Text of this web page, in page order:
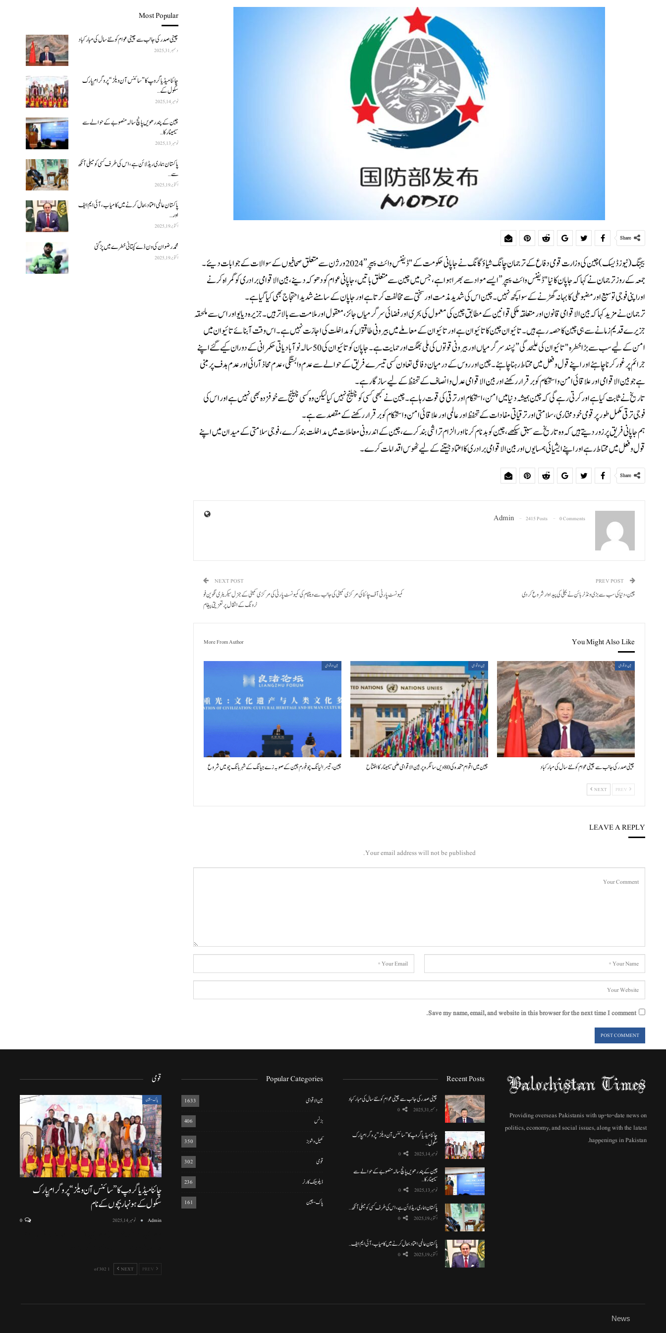
Share
بیجنگ (نیوز ڈیسک) چین کی وزارت قومی دفاع کے ترجمان چانگ شیاؤ گانگ نے جاپانی حکومت کے "ڈیفنس وائٹ پیپر” 2024 ورژن سے متعلق صحافیوں کے سوالات کے جوابات دیئے۔
جمعہ کے روز ترجمان نے کہا کہ جاپان کا نیا "ڈیفنس وائٹ پیپر” ایسے مواد سے بھرا ہوا ہے، جس میں چین سے متعلق باتیں ، جاپانی عوام کو دھوکہ دینے، بین الاقوامی برادری کو گمراہ کرنے
اوراپنی فوجی توسیع اور مضبوطی کا بہانہ گھڑنے کے سوا کچھ نہیں۔ چین اس کی شدید مذمت اور سختی سے مخالفت کرتا ہے اور جاپان کے سامنے شدید احتجاج بھی کیا گیا ہے۔
ترجمان نے مزید کہا کہ بین الاقوامی قانون اور متعلقہ ملکی قوانین کے مطابق چین کی معمول کی بحری اور فضائی سرگرمیاں جائز، معقول اور ملامت سے بالاتر ہیں۔جزیرہ دیایو اور اس سے ملحقہ
جزیرے قدیم زمانے سے ہی چین کا حصہ رہے ہیں۔ تائیوان چین کا تائیوان ہے اور تائیوان کے معاملے میں بیرونی طاقتوں کو مداخلت کی اجازت نہیں ہے۔ اس وقت آبنائے تائیوان میں
امن کے لیے سب سے بڑا خطرہ "تائیوان کی علیحدگی ” پسند سرگرمیاں اور بیرونی قوتوں کی ملی بھگت اور حمایت ہے۔ جاپان کو تائیوان کی 50 سالہ نوآبادیاتی حکمرانی کے دوران کیے گئے اپنے
جرائم پر غور کرنا چاہئے اور اپنے قول و فعل میں محتاط رہنا چاہئے۔ چین اور روس کے درمیان دفاعی تعاون کسی تیسرے فریق کے حوالے سے عدم وابستگی، عدم محاذ آرائی اور عدم ہدف پر مبنی
ہے جو بین الاقوامی اور علاقائی امن و استحکام کو برقرار رکھنے اور بین الاقوامی عدل و انصاف کے تحفظ کے لیے سازگار ہے۔
تاریخ نے ثابت کیا ہے اور کرتی رہے گی کہ چین ہمیشہ دنیا میں امن، استحکام اور ترقی کی قوت رہا ہے۔ چین نے کبھی کسی کو چیلنج نہیں کیا لیکن وہ کسی چیلنج سے خوفزدہ بھی نہیں ہے اور اس کی
فوجی ترقی مکمل طور پر قومی خودمختاری، سلامتی اور ترقیاتی مفادات کے تحفظ اور عالمی اور علاقائی امن و استحکام کو برقرار رکھنے کے مقصد سے ہے۔
ہم جاپانی فریق پر زور دیتے ہیں کہ وہ تاریخ سے سبق سیکھے، چین کو بدنام کرنا اور الزام تراشی بند کرے، چین کے اندرونی معاملات میں مداخلت بند کرے، فوجی سلامتی کے میدان میں اپنے
قول و فعل میں محتاط رہے اور اپنے ایشیائی ہمسایوں اور بین الاقوامی برادری کا اعتماد جیتنے کے لیے ٹھوس اقدامات کرے۔
Share
Admin 2415 Posts 0 Comments
چین، دنیا کی سب سے بڑی ونڈ ٹربائن نے بجلی کی پیداوار شروع کر دی
NEXT POST
کمیونسٹ پارٹی آف چائنا کی مرکزی کمیٹی کی جانب سے ویتنام کی کمیونسٹ پارٹی کی مرکزی کمیٹی کے جنرل سیکریٹری نگوین فو
ٹرونگ کے انتقال پر تعزیتی پیغام
You Might Also Like
More From Author
بین الاقوامی
چینی صدر کی جانب سے چینی عوام کو نئے سال کی مبارکباد
بین الاقوامی
چین میں اقوام متحدہ کی 80ویں سالگرہ پر بین الاقوامی علمی سیمینار کا افتتاح
بین الاقوامی
چین، تیسرا لیانگ چو فورم چین کے صوبہ زے جیانگ کے شہر ہانگ چو میں شروع
NEXT
LEAVE A REPLY
Your email address will not be published.
Save my name, email, and website in this browser for the next time I comment.
Most Popular
چینی صدر کی جانب سے چینی عوام کو نئے سال کی مبارکباد
دسمبر 31, 2025
چائنا میڈیا گروپ کا ”سائنس آن ویلز“ پروگرام پارک
سکول کے…
نومبر 14, 2025
چین کے پندرھویں پانچ سالہ منصوبے کے حوالے سے
سیمینار کا…
نومبر 13, 2025
پاکستان ہماری ریڈ لائن ہے، اس کی طرف کسی کو میلی آنکھ
سے…
اکتوبر 19, 2025
پاکستان عالمی اعتماد بحال کرنے میں کامیاب، آئی ایم ایف
اور…
اکتوبر 19, 2025
محمد رضوان کی ون ڈے کپتانی خطرے میں پڑ گئی
اکتوبر 19, 2025
Providing overseas Pakistanis with up-to-date news on
politics, economy, and social issues, along with the latest
happenings in Pakistan.
Recent Posts
چینی صدر کی جانب سے چینی عوام کو نئے سال کی مبارکباد
دسمبر 31, 2025
چائنا میڈیا گروپ کا ”سائنس آن ویلز“ پروگرام پارک
سکول…
نومبر 14, 2025
چین کے پندرھویں پانچ سالہ منصوبے کے حوالے سے
سیمینار کا…
نومبر 13, 2025
پاکستان ہماری ریڈ لائن ہے، اس کی طرف کسی کو میلی آنکھ…
اکتوبر 19, 2025
پاکستان عالمی اعتماد بحال کرنے میں کامیاب، آئی ایم ایف…
اکتوبر 19, 2025
Popular Categories
بین الاقوامی 1633
بزنس 406
کھیل و شوبز 350
قومی 302
ڈپلومیٹک کارنر 236
پاک-چین 161
قومی
پاک-چین
چائنا میڈیا گروپ کا ”سائنس آن ویلز“ پروگرام پارک
سکول کے ہونہار بچوں کے نام
Admin نومبر 14, 2025 0
NEXT
1 of 302
News